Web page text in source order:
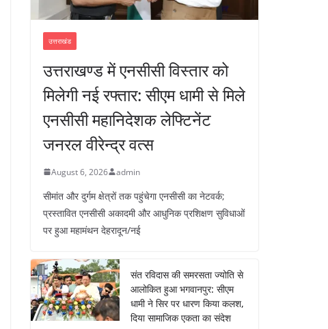
उत्तराखंड
उत्तराखण्ड में एनसीसी विस्तार को
मिलेगी नई रफ्तार: सीएम धामी से मिले
एनसीसी महानिदेशक लेफ्टिनेंट
जनरल वीरेन्द्र वत्स
August 6, 2026 admin
सीमांत और दुर्गम क्षेत्रों तक पहुंचेगा एनसीसी का नेटवर्क;
प्रस्तावित एनसीसी अकादमी और आधुनिक प्रशिक्षण सुविधाओं
पर हुआ महामंथन देहरादून/नई
संत रविदास की समरसता ज्योति से
आलोकित हुआ भगवानपुर: सीएम
धामी ने सिर पर धारण किया कलश,
दिया सामाजिक एकता का संदेश